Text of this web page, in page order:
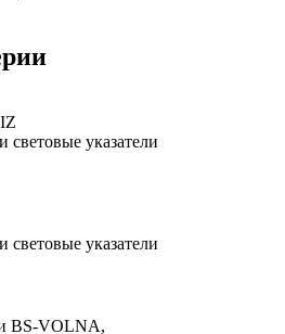
указатели
указатели